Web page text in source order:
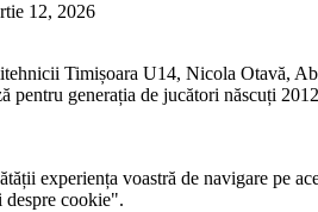
12, 2026
Timișoara U14, Nicola Otavă,
pentru generația de jucători născuți
experiența voastră de navigare pe
cookie".